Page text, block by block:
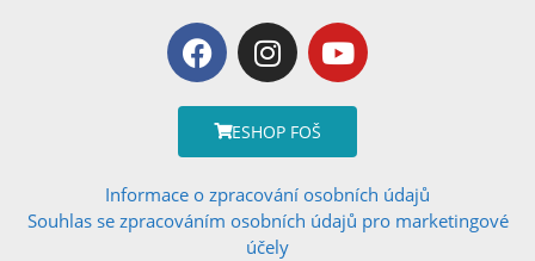
ESHOP FOŠ
Informace o zpracování osobních údajů
Souhlas se zpracováním osobních údajů pro marketingové
účely